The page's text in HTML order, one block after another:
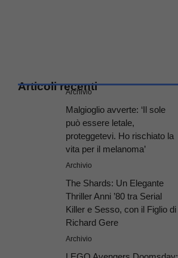
Articoli recenti
Archivio
Malgioglio avverte: ‘Il sole
può essere letale,
proteggetevi. Ho rischiato la
vita per il melanoma’
Archivio
The Shards: Un Elegante
Thriller Anni ’80 tra Serial
Killer e Sesso, con il Figlio di
Richard Gere
Archivio